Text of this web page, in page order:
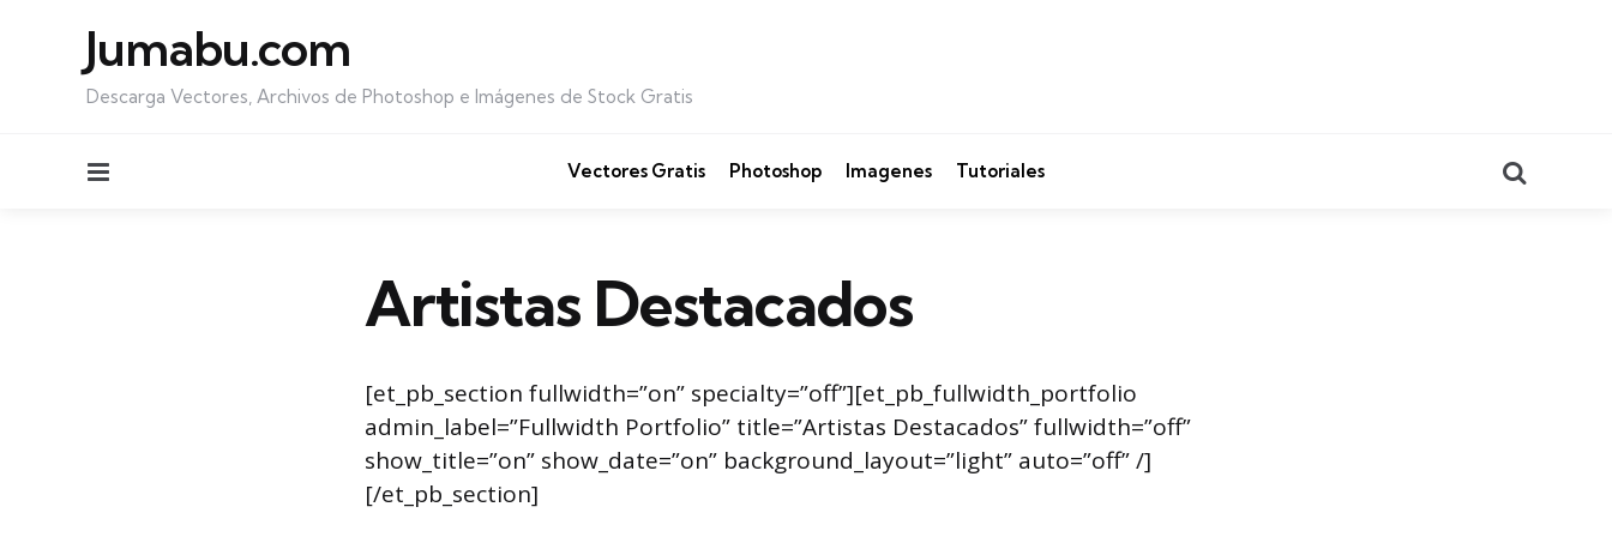
Jumabu.com
Descarga Vectores, Archivos de Photoshop e Imágenes de Stock Gratis
Vectores Gratis Photoshop Imagenes Tutoriales
Artistas Destacados
[et_pb_section fullwidth=”on” specialty=”off”][et_pb_fullwidth_portfolio
admin_label=”Fullwidth Portfolio” title=”Artistas Destacados” fullwidth=”off”
show_title=”on” show_date=”on” background_layout=”light” auto=”off” /]
[/et_pb_section]